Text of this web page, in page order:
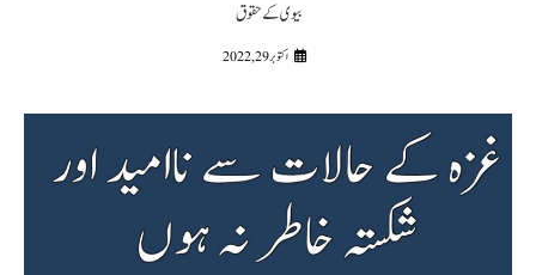
بیوی کے حقوق
اکتوبر 29, 2022